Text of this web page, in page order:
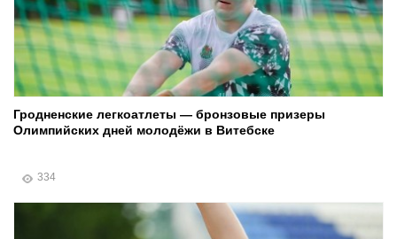
Гродненские легкоатлеты — бронзовые призеры
Олимпийских дней молодёжи в Витебске
334